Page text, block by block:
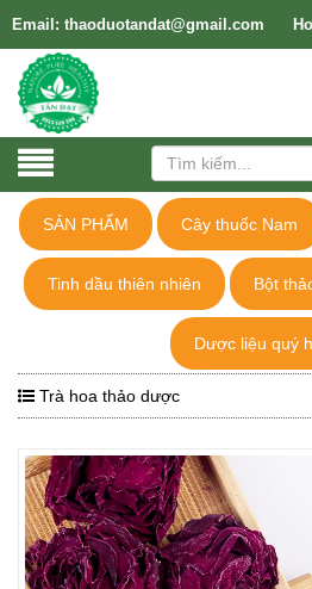
Email: thaoduotandat@gmail.com
SẢN PHẨM Cây thuốc Nam
Tinh dầu thiên nhiên Bột
Dược liệu quý
Trà hoa thảo dược